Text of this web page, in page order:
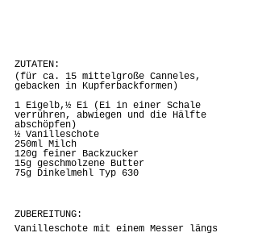
ZUTATEN:
(für ca. 15 mittelgroße Canneles,
gebacken in Kupferbackformen)
1 Eigelb,½ Ei (Ei in einer Schale
verrühren, abwiegen und die Hälfte
abschöpfen)
½ Vanilleschote
250ml Milch
120g feiner Backzucker
15g geschmolzene Butter
75g Dinkelmehl Typ 630
ZUBEREITUNG:
Vanilleschote mit einem Messer längs